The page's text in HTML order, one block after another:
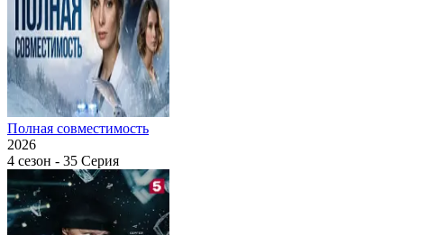
Полная совместимость
2026
4 сезон - 35 Серия